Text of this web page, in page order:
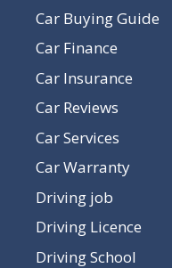
Car Buying Guide
Car Finance
Car Insurance
Car Reviews
Car Services
Car Warranty
Driving job
Driving Licence
Driving School